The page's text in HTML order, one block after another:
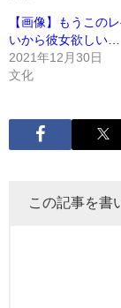
【画像】もうこの
いから彼女欲しい…
2021年12月30日
文化
この記事を書